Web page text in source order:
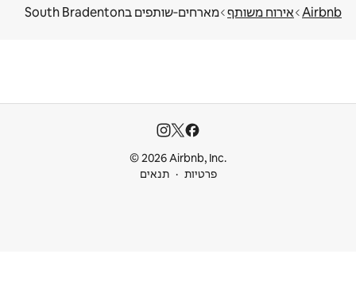
Airbnb אירוח משותף מארחים‑שותפים בSouth Bradenton
© 2026 Airbnb, Inc.
פרטיות
תנאים